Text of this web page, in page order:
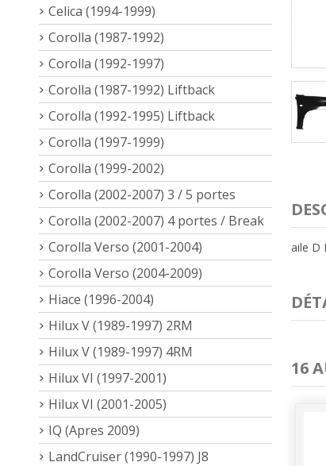
aile D
16
Celica (1994-1999)
Corolla (1987-1992)
Corolla (1992-1997)
Corolla (1987-1992) Liftback
Corolla (1992-1995) Liftback
Corolla (1997-1999)
Corolla (1999-2002)
Corolla (2002-2007) 3 / 5 portes
Corolla (2002-2007) 4 portes / Break
Corolla Verso (2001-2004)
Corolla Verso (2004-2009)
Hiace (1996-2004)
Hilux V (1989-1997) 2RM
Hilux V (1989-1997) 4RM
Hilux VI (1997-2001)
Hilux VI (2001-2005)
IQ (Apres 2009)
LandCruiser (1990-1997) J8